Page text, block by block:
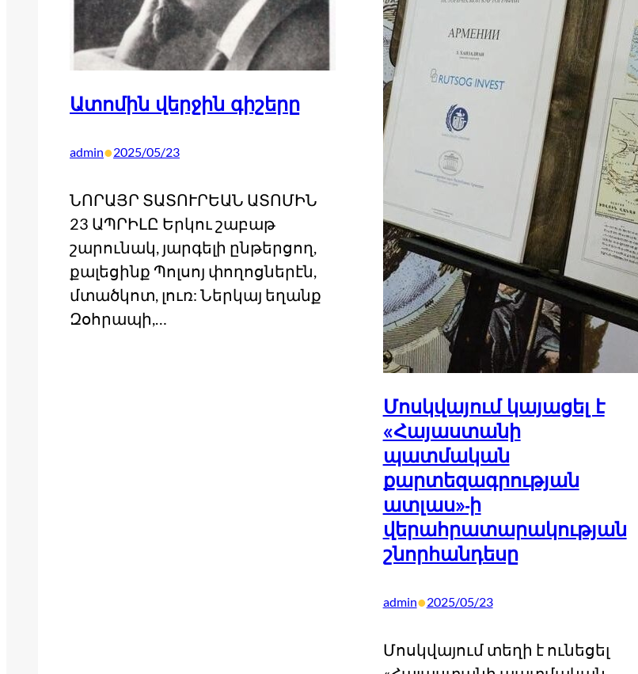
Ատոմին վերջին գիշերը
admin•2025/05/23
ՆՈՐԱՅՐ ՏԱՏՈՒՐԵԱՆ ԱՏՈՄԻՆ
23 ԱՊՐԻԼԸ Երկու շաբաթ
շարունակ, յարգելի ընթերցող,
քալեցինք Պոլսոյ փողոցներէն,
մտածկոտ, լուռ: Ներկայ եղանք
Զօհրապի,…
Մոսկվայում կայացել է
«Հայաստանի
պատմական
քարտեզագրության
ատլաս»-ի
վերահրատարակության
շնորհանդեսը
admin•2025/05/23
Մոսկվայում տեղի է ունեցել